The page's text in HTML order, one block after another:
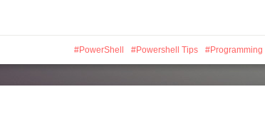
PowerShell Powershell Tips Programming